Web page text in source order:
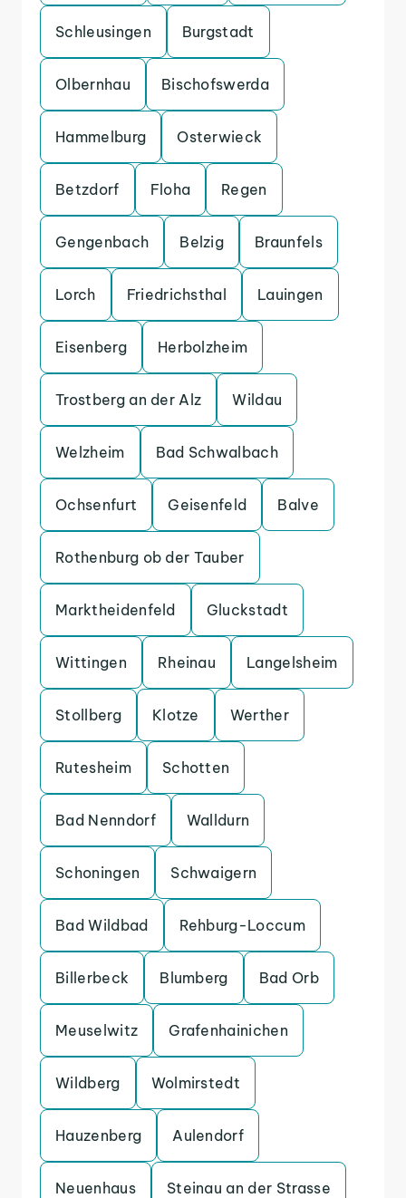
Schleusingen Burgstadt
Olbernhau Bischofswerda
Hammelburg Osterwieck
Betzdorf Floha Regen
Gengenbach Belzig Braunfels
Lorch Friedrichsthal Lauingen
Eisenberg Herbolzheim
Trostberg an der Alz Wildau
Welzheim Bad Schwalbach
Ochsenfurt Geisenfeld Balve
Rothenburg ob der Tauber
Marktheidenfeld Gluckstadt
Wittingen Rheinau Langelsheim
Stollberg Klotze Werther
Rutesheim Schotten
Bad Nenndorf Walldurn
Schoningen Schwaigern
Bad Wildbad Rehburg-Loccum
Billerbeck Blumberg Bad Orb
Meuselwitz Grafenhainichen
Wildberg Wolmirstedt
Hauzenberg Aulendorf
Neuenhaus Steinau an der Strasse